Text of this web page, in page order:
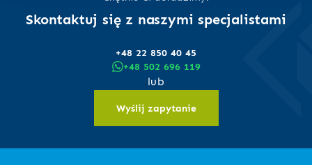
Skontaktuj się z naszymi specjalistami
+48 22 850 40 45
+48 502 696 119
lub
Wyślij zapytanie